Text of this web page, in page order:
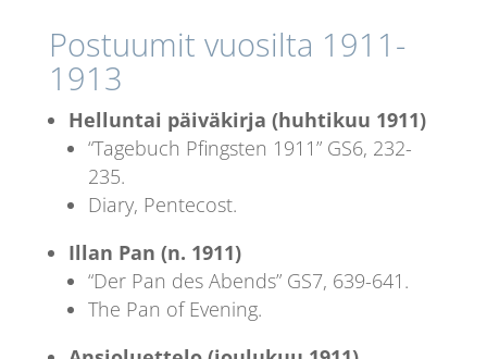
Postuumit vuosilta 1911-
1913
Helluntai päiväkirja (huhtikuu 1911)
“Tagebuch Pfingsten 1911” GS6, 232-
235.
Diary, Pentecost.
Illan Pan (n. 1911)
“Der Pan des Abends” GS7, 639-641.
The Pan of Evening.